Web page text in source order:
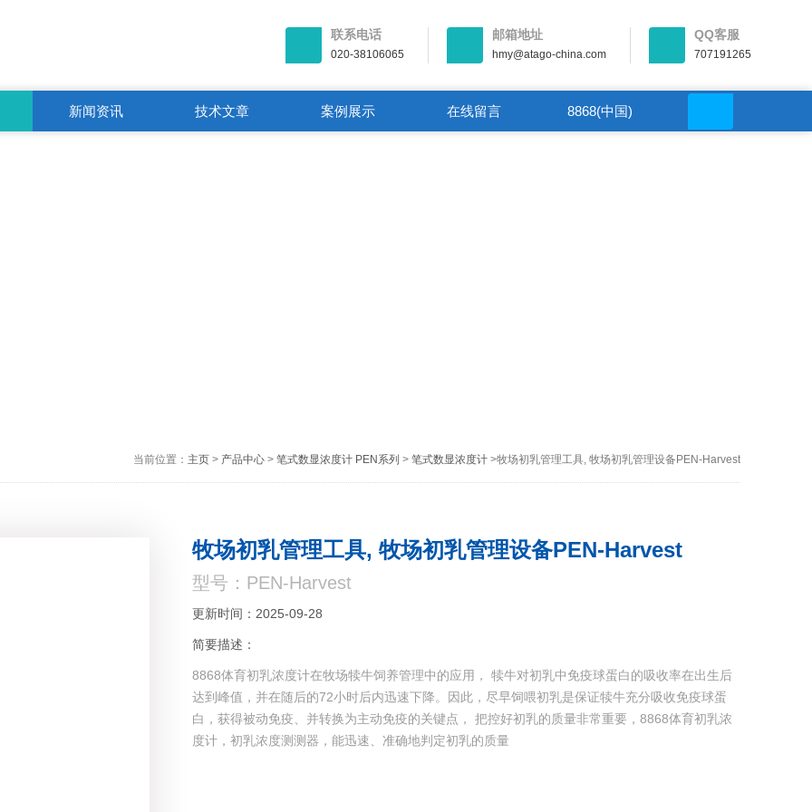
联系电话
020-38106065
邮箱地址
hmy@atago-china.com
QQ客服
707191265
新闻资讯 技术文章 案例展示 在线留言 8868(中国)
当前位置： 主页> 产品中心> 笔式数显浓度计 PEN系列 > 笔式数显浓度计>牧场初乳管理工具, 牧场初乳管理设备PEN-Harvest
牧场初乳管理工具, 牧场初乳管理设备PEN-Harvest
型号：PEN-Harvest
更新时间：2025-09-28
简要描述：
8868体育初乳浓度计在牧场犊牛饲养管理中的应用， 犊牛对初乳中免疫球蛋白的吸收率在出生后
达到峰值，并在随后的72小时后内迅速下降。因此，尽早饲喂初乳是保证犊牛充分吸收免疫球蛋
白，获得被动免疫、并转换为主动免疫的关键点， 把控好初乳的质量非常重要，8868体育初乳浓
度计，初乳浓度测测器，能迅速、准确地判定初乳的质量